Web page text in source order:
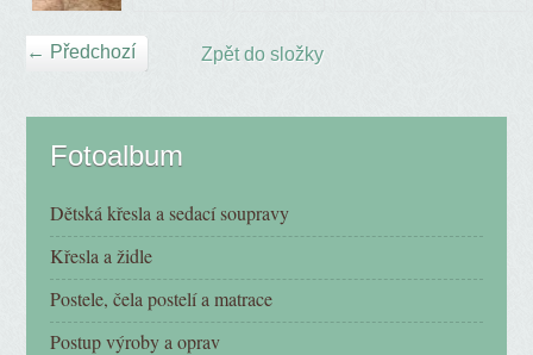
← Předchozí Zpět do složky
Fotoalbum
Dětská křesla a sedací soupravy
Křesla a židle
Postele, čela postelí a matrace
Postup výroby a oprav